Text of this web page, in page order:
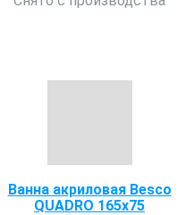
Ванна акриловая Besco
QUADRO 165x75